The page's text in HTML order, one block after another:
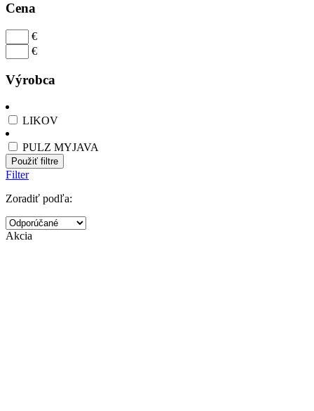
Cena
€
€
Výrobca
LIKOV
PULZ MYJAVA
Použiť filtre
Filter
Zoradiť podľa:
Akcia